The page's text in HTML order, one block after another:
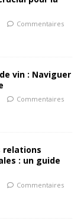
Commentaires
vin : Naviguer
Commentaires
relations
: un guide
Commentaires